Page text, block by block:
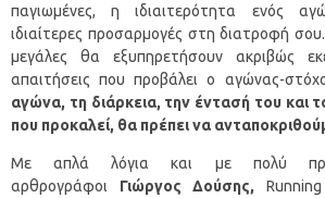
παγιωμένες, η ιδιαιτερότητα ενός
ιδιαίτερες προσαρμογές στη διατροφή
μεγάλες θα εξυπηρετήσουν ακριβώς
απαιτήσεις που προβάλει ο αγώνας-
αγώνα, τη διάρκεια, την έντασή του και
που προκαλεί, θα πρέπει να
Με απλά λόγια και με πολύ
αρθρογράφοι Γιώργος Δούσης,